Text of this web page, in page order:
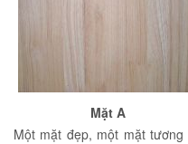
Mặt A
Một mặt đẹp, một mặt